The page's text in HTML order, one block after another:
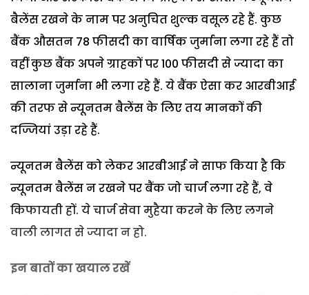
बैलेंस रखने के नाम पर अनुचित शुल्क वसूल रहे हैं. कुछ
बैंक औसतन 78 फीसदी का वार्षिक जुर्माना लगा रहे हैं तो
वहीं कुछ बैंक अपने ग्राहकों पर 100 फीसदी से ज्यादा का
सालाना जुर्माना भी लगा रहे हैं. ये बैंक ऐसा कर आरबीआई
की तरफ से न्यूनतम बैलेंस के लिए तय मानकों की
दज्ज‍ियां उड़ा रहे हैं.
न्यूनतम बैलेंस को लेकर आरबीआई ने साफ किया है कि
न्यूनतम बैलेंस न रखने पर बैंक जो चार्ज लगा रहे हैं, वे
किफायती हों. ये चार्ज सेवा मुहैया करने के लिए लगने
वाली लागत से ज्यादा न हो.
इन बातों का खयाल रखें